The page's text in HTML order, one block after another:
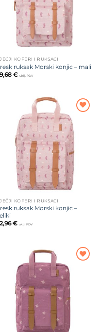
KOFERI I RUKSACI
ruksak Morski konjic – mali
€ uklj. PDV
Dodajte
na listu
želja
KOFERI I RUKSACI
ruksak Morski konjic –
€ uklj. PDV
Dodajte
na listu